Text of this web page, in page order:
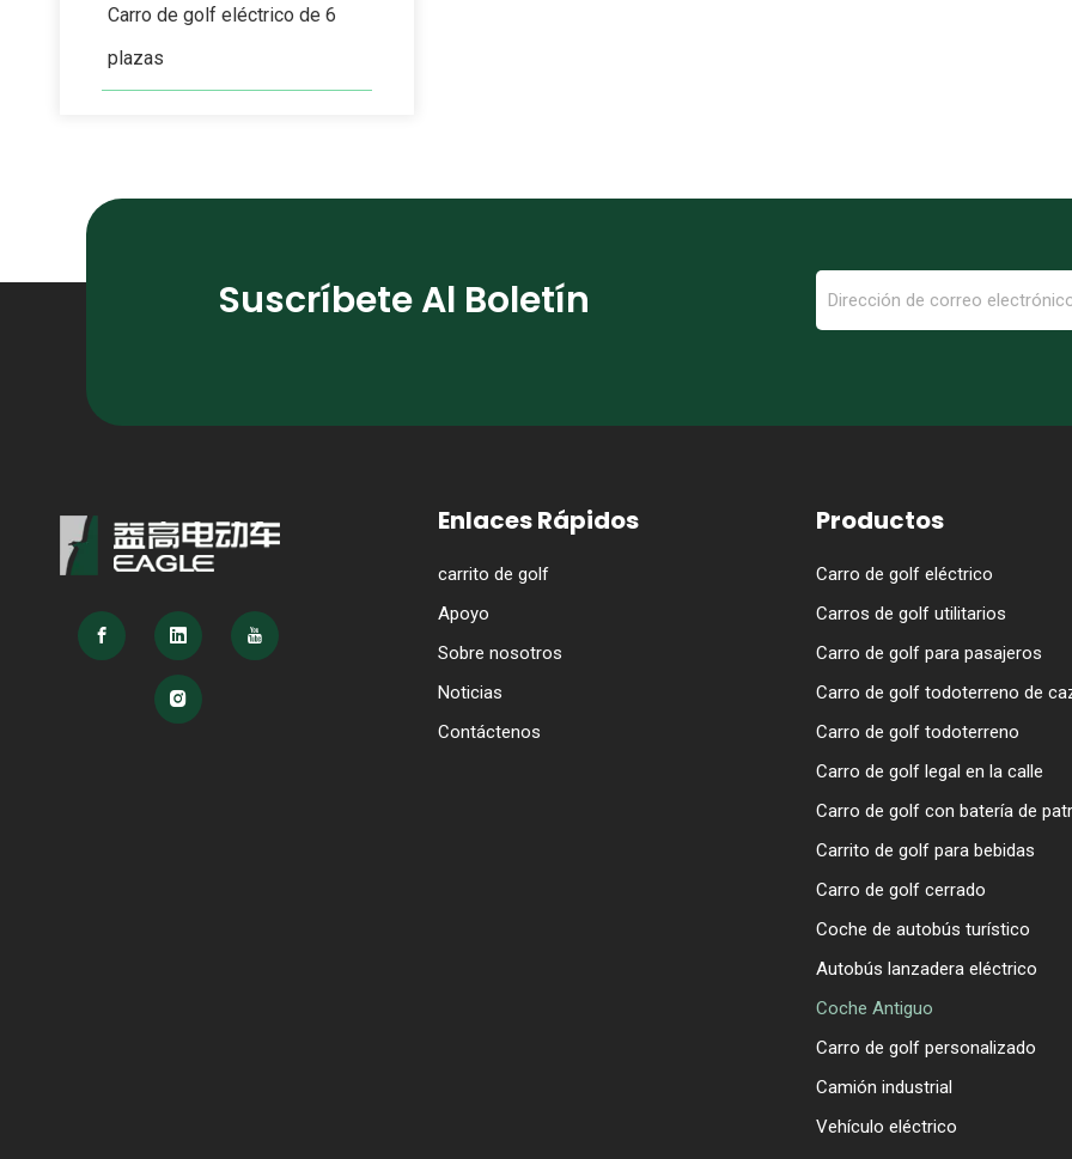
Carro de golf eléctrico de 6
plazas
Suscríbete Al Boletín
Enlaces Rápidos
carrito de golf
Apoyo
Sobre nosotros
Noticias
Contáctenos
Productos
Carro de golf eléctrico
Carros de golf utilitarios
Carro de golf para pasajeros
Carro de golf todoterreno de
Carro de golf todoterreno
Carro de golf legal en la calle
Carro de golf con batería de
Carrito de golf para bebidas
Carro de golf cerrado
Coche de autobús turístico
Autobús lanzadera eléctrico
Coche Antiguo
Carro de golf personalizado
Camión industrial
Vehículo eléctrico